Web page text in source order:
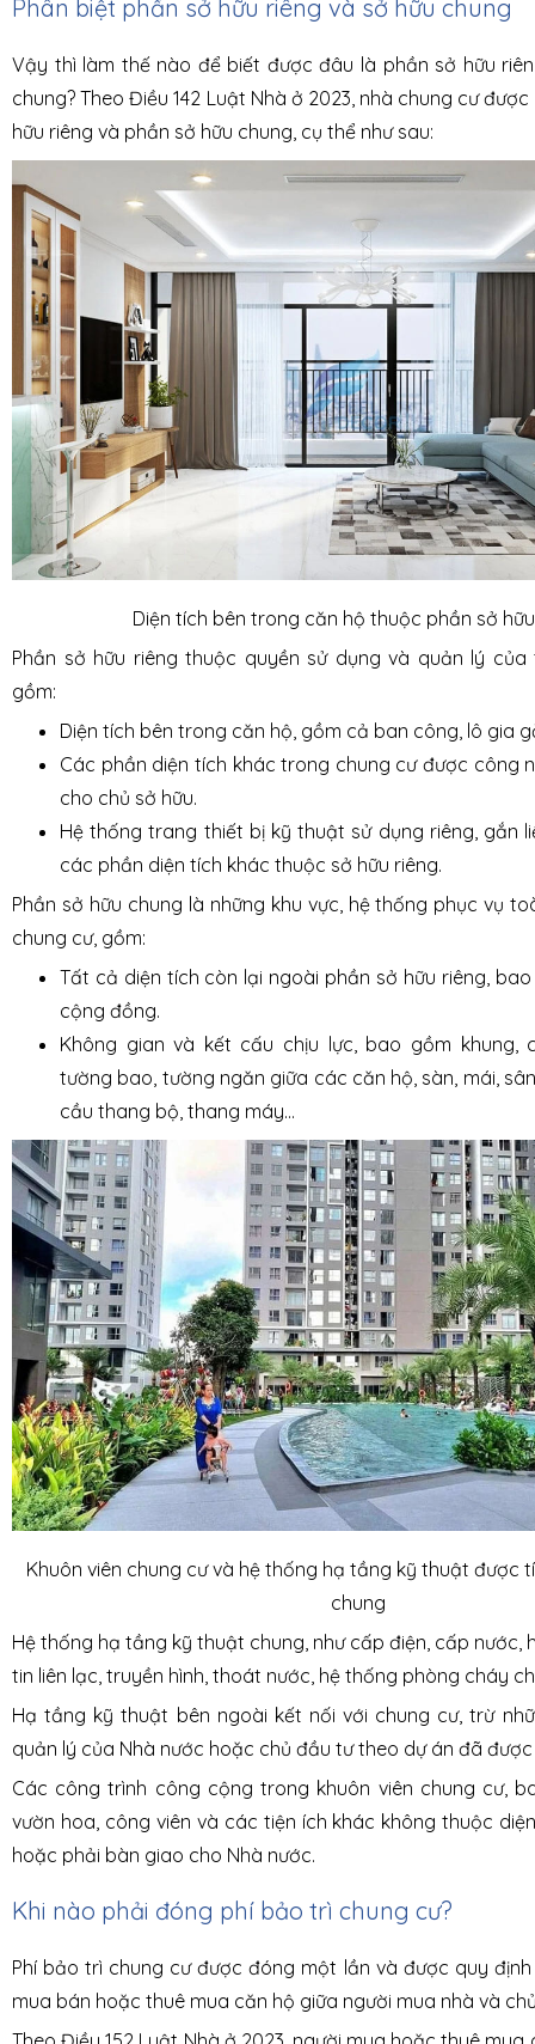
Phân biệt phần sở hữu riêng và sở hữu chung
Vậy thì làm thế nào để biết được đâu là phần sở hữu
chung? Theo Điều 142 Luật Nhà ở 2023, nhà chung cư
hữu riêng và phần sở hữu chung, cụ thể như sau:
Diện tích bên trong căn hộ thuộc phần sở
Phần sở hữu riêng thuộc quyền sử dụng và quản lý
gồm:
Diện tích bên trong căn hộ, gồm cả ban công, lô gia
Các phần diện tích khác trong chung cư được công
cho chủ sở hữu.
Hệ thống trang thiết bị kỹ thuật sử dụng riêng, gắn
các phần diện tích khác thuộc sở hữu riêng.
Phần sở hữu chung là những khu vực, hệ thống phục vụ
chung cư, gồm:
Tất cả diện tích còn lại ngoài phần sở hữu riêng,
cộng đồng.
Không gian và kết cấu chịu lực, bao gồm khung,
tường bao, tường ngăn giữa các căn hộ, sàn, mái,
cầu thang bộ, thang máy…
Khuôn viên chung cư và hệ thống hạ tầng kỹ thuật được
chung
Hệ thống hạ tầng kỹ thuật chung, như cấp điện, cấp nước,
tin liên lạc, truyền hình, thoát nước, hệ thống phòng cháy
Hạ tầng kỹ thuật bên ngoài kết nối với chung cư, trừ
quản lý của Nhà nước hoặc chủ đầu tư theo dự án đã
Các công trình công cộng trong khuôn viên chung cư,
vườn hoa, công viên và các tiện ích khác không thuộc
hoặc phải bàn giao cho Nhà nước.
Khi nào phải đóng phí bảo trì chung cư?
Phí bảo trì chung cư được đóng một lần và được quy
mua bán hoặc thuê mua căn hộ giữa người mua nhà và